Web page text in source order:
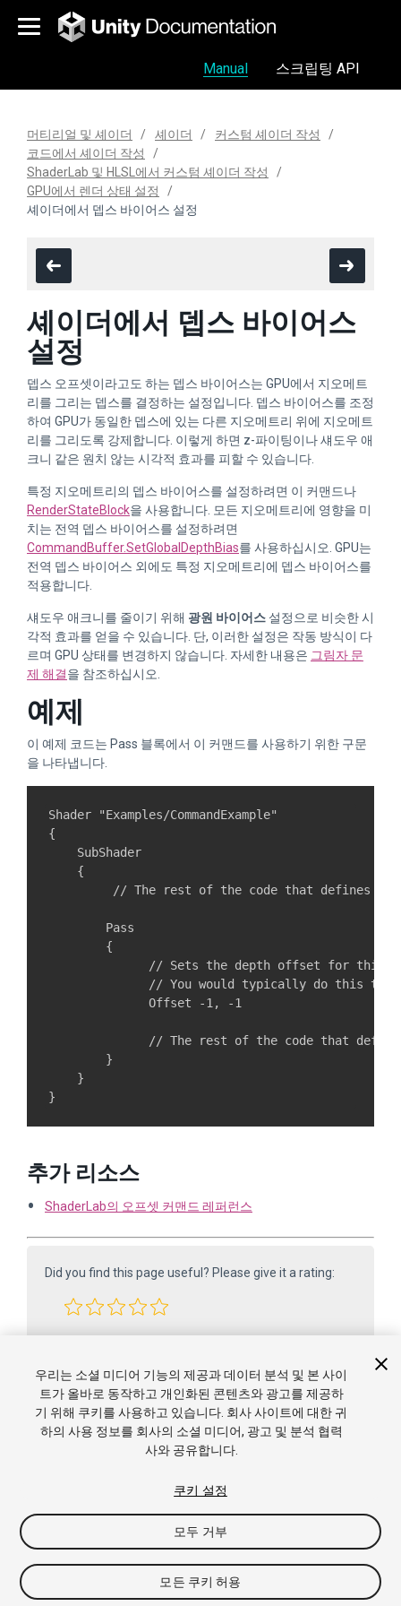
Manual 스크립팅 API
머티리얼 및 셰이더 셰이더
커스텀 셰이더 작성
코드에서 셰이더 작성
ShaderLab 및 HLSL에서 커스텀 셰이더 작성
GPU에서 렌더 상태 설정
셰이더에서 뎁스 바이어스 설정
셰이더에서 뎁스 바이어스
설정
뎁스 오프셋이라고도 하는 뎁스 바이어스는 GPU에서 지오메트
리를 그리는 뎁스를 결정하는 설정입니다. 뎁스 바이어스를 조정
하여 GPU가 동일한 뎁스에 있는 다른 지오메트리 위에 지오메트
리를 그리도록 강제합니다. 이렇게 하면 z-파이팅이나 섀도우 애
크니 같은 원치 않는 시각적 효과를 피할 수 있습니다.
특정 지오메트리의 뎁스 바이어스를 설정하려면 이 커맨드나
RenderStateBlock을 사용합니다. 모든 지오메트리에 영향을 미
치는 전역 뎁스 바이어스를 설정하려면
CommandBuffer.SetGlobalDepthBias를 사용하십시오. GPU는
전역 뎁스 바이어스 외에도 특정 지오메트리에 뎁스 바이어스를
적용합니다.
섀도우 애크니를 줄이기 위해 광원 바이어스 설정으로 비슷한 시
각적 효과를 얻을 수 있습니다. 단, 이러한 설정은 작동 방식이 다
르며 GPU 상태를 변경하지 않습니다. 자세한 내용은 그림자 문
제 해결을 참조하십시오.
예제
이 예제 코드는 Pass 블록에서 이 커맨드를 사용하기 위한 구문
을 나타냅니다.
Shader "Examples/CommandExample"
{
    SubShader
    {
// The rest of the code that defines
        Pass
        {
// Sets the depth offset for this
// You would typically do this to
              Offset -1, -1
// The rest of the code that
        }
    }
추가 리소스
ShaderLab의 오프셋 커맨드 레퍼런스
Did you find this page useful? Please give it a rating:
Copyright ©2005-2025 Unity Technologies. All rights reserved. Built
from 6000.0.65f1 (f34bf41fecc5). Built on: 2025-12-15.
법적 고지 사항
침
쿠키 개인정보 판매 금지 쿠키 기본 설정
우리는 소셜 미디어 기능의 제공과 데이터 분석 및 본 사이
트가 올바로 동작하고 개인화된 콘텐츠와 광고를 제공하
기 위해 쿠키를 사용하고 있습니다. 회사 사이트에 대한 귀
하의 사용 정보를 회사의 소셜 미디어, 광고 및 분석 협력
사와 공유합니다.
쿠키 설정
모두 거부
모든 쿠키 허용